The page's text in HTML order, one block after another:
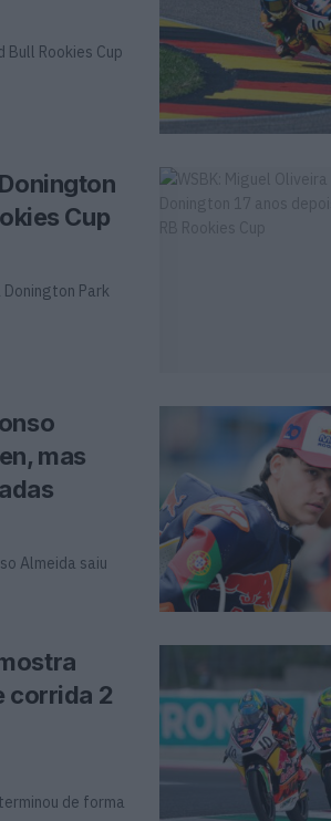
Bull Rookies Cup
Cup
Park
mas
Almeida saiu
corrida 2
de forma